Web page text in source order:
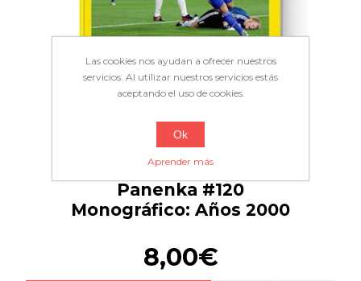
Panenka #120
Monográfico: Años 2000
8,00€
Las cookies nos ayudan a ofrecer nuestros
servicios. Al utilizar nuestros servicios estás
aceptando el uso de cookies.
Ok
Aprender más